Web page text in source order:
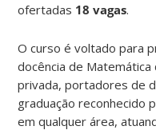
ofertadas 18 vagas.
O curso é voltado para
docência de
privada, portadores de
graduação reconhecido
em qualquer área,